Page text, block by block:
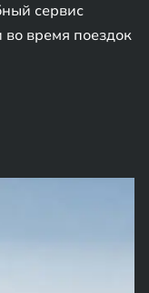
сервис
во время поездок